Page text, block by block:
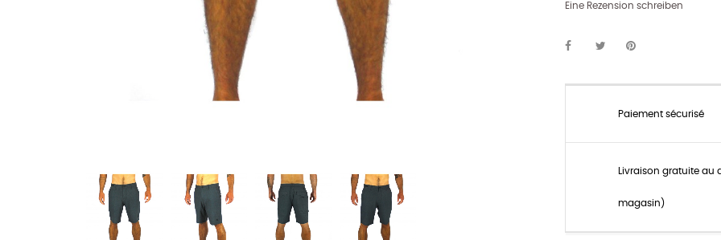
Eine Rezension schreiben
Paiement sécurisé
Livraison gratuite
magasin)